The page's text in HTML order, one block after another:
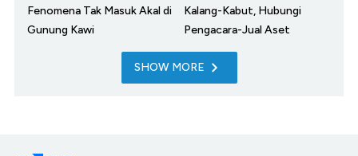
Fenomena Tak Masuk Akal di
Gunung Kawi
Kalang-Kabut, Hubungi
Pengacara-Jual Aset
SHOW MORE